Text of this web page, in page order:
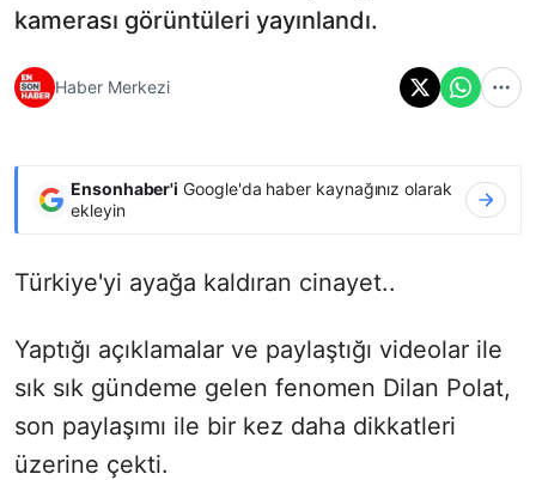
kamerası görüntüleri yayınlandı.
Haber Merkezi
Ensonhaber'i Google'da haber kaynağınız olarak
ekleyin
Türkiye'yi ayağa kaldıran cinayet..
Yaptığı açıklamalar ve paylaştığı videolar ile
sık sık gündeme gelen fenomen Dilan Polat,
son paylaşımı ile bir kez daha dikkatleri
üzerine çekti.